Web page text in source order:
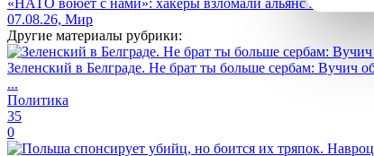
«НАТО воюет с нами»: хакеры взломали альянс и
07.08.26, Мир
Другие материалы рубрики:
Зеленский в Белграде. Не брат ты больше сербам: Вучич
...
Политика
35
0